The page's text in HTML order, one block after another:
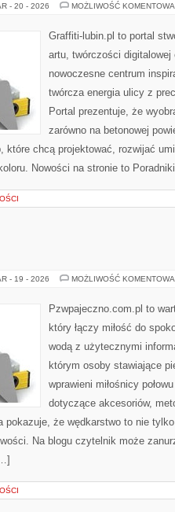
- 20 - 2026 MOŻLIWOŚĆ
Graffiti-lubin.pl to portal
artu, twórczości
nowoczesne centrum
twórcza energia ulicy z
Portal prezentuje, że
zarówno na betonowej
które chcą projektować, rozwijać
Nowości na stronie to
- 19 - 2026 MOŻLIWOŚĆ
Pzwpajeczno.com.pl to
który łączy miłość do
wodą z użytecznymi
którym osoby stawiające
wprawieni miłośnicy
dotyczące akcesoriów,
pokazuje, że wędkarstwo to nie
Na blogu czytelnik może